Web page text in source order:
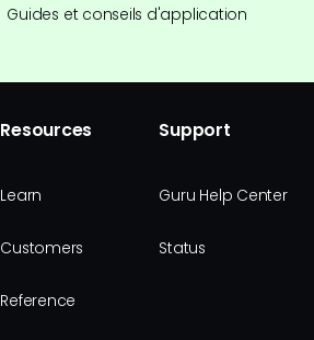
Guides et conseils d'application
Resources
Learn
Customers
Reference
Support
Guru Help Center
Status